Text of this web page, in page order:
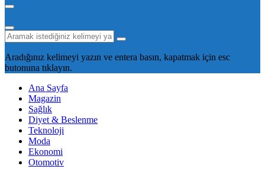
Aradığınız kelimeyi yazın ve entera basın, kapatmak için esc
butonuna tıklayın.
Ana Sayfa
Magazin
Sağlık
Diyet & Beslenme
Teknoloji
Moda
Ekonomi
Otomotiv